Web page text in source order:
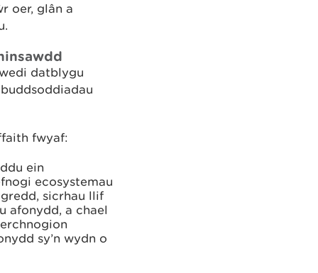
oer, glân a
datblygu
fwyaf:
ein
ecosystemau
sicrhau llif
afonydd, a chael
sy’n wydn o